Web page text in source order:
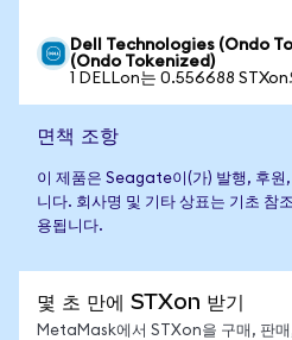
Dell Technologies (Ondo
(Ondo Tokenized)
1 DELLon는 0.556688 STXon
면책 조항
이 제품은 Seagate이(가) 발행, 후원
니다. 회사명 및 기타 상표는 기초 참
용됩니다.
몇 초 만에 STXon 받기
MetaMask에서 STXon을 구매, 판매